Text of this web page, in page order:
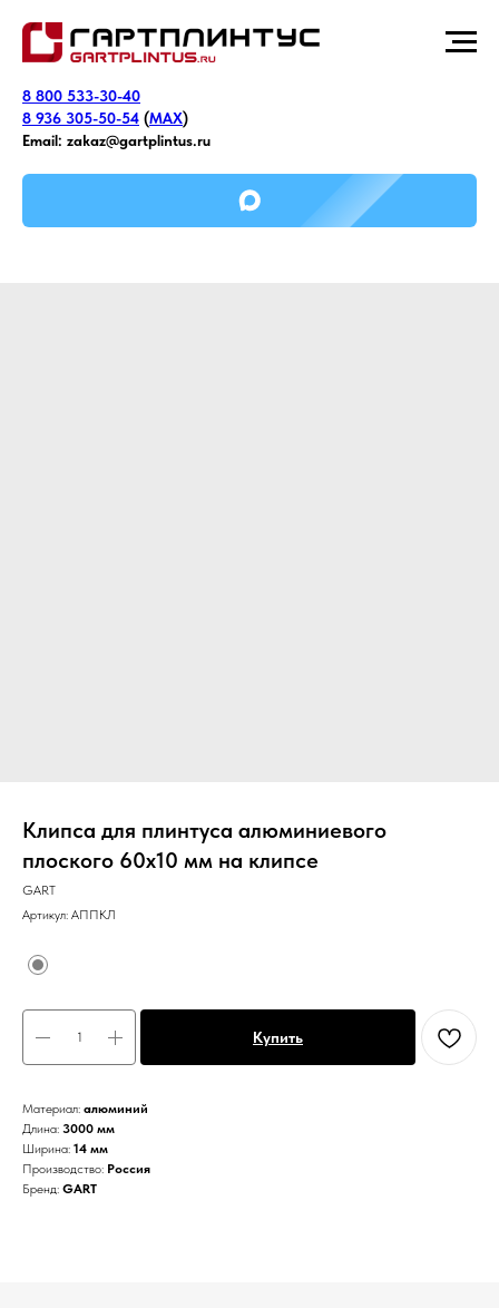
8 800 533-30-40
8 936 305-50-54 (MAX)
Email: zakaz@gartplintus.ru
Клипса для плинтуса алюминиевого
плоского 60х10 мм на клипсе
GART
Артикул: АППКЛ
Купить
Материал: алюминий
Длина: 3000 мм
Ширина: 14 мм
Производство: Россия
Бренд: GART